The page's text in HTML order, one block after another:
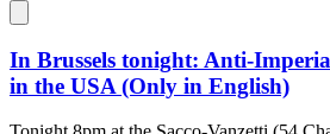
In Brussels tonight: Anti-
in the USA (Only in English)